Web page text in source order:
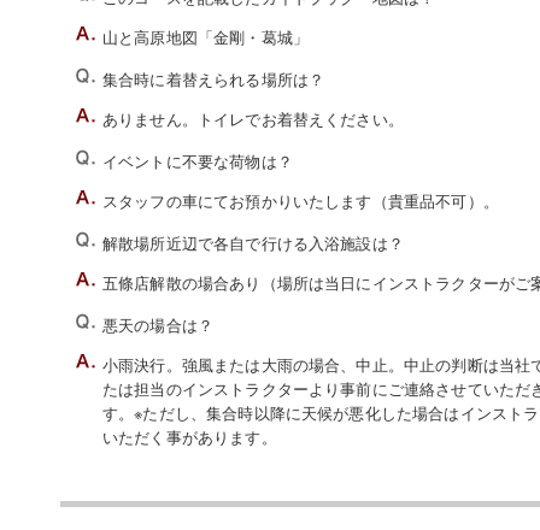
山と高原地図「金剛・葛城」
集合時に着替えられる場所は？
ありません。トイレでお着替えください。
イベントに不要な荷物は？
スタッフの車にてお預かりいたします（貴重品不可）。
解散場所近辺で各自で行ける入浴施設は？
五條店解散の場合あり（場所は当日にインストラクターがご
悪天の場合は？
小雨決行。強風または大雨の場合、中止。中止の判断は当
たは担当のインストラクターより事前にご連絡させていた
す。※ただし、集合時以降に天候が悪化した場合はインスト
いただく事があります。